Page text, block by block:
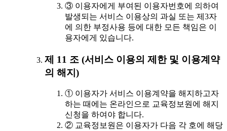
③ 이용자에게 부여된 이용자번호에 의하여
발생되는 서비스 이용상의 과실 또는 제3자
에 의한 부정사용 등에 대한 모든 책임은 이
용자에게 있습니다.
제 11 조 (서비스 이용의 제한 및 이용계약
의 해지)
① 이용자가 서비스 이용계약을 해지하고자
하는 때에는 온라인으로 교육정보원에 해지
신청을 하여야 합니다.
② 교육정보원은 이용자가 다음 각 호에 해당